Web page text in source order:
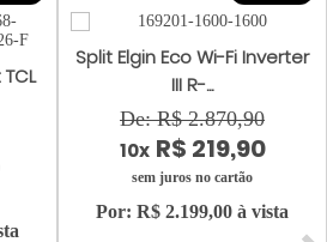
Split Elgin Eco Wi-Fi Inverter
III R-...
De: R$ 2.870,90
10x R$ 219,90
sem juros no cartão
Por: R$ 2.199,00 à vista